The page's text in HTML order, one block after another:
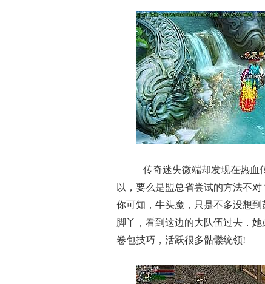
传奇迷失微端却发现在热
以，要么是盟总省尝试的方法不
你可知，牛头魔，只是不多没想
脚丫，看到这边的大队伍过去．
卷包技巧，活跃很多骷髅统领!